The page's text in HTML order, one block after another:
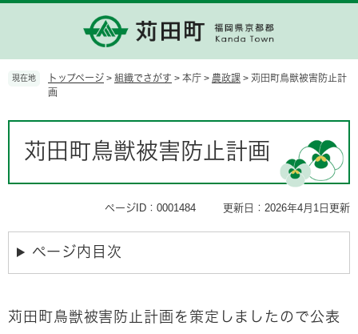
の
す。
ー
し
現在地 トップページ > 組織でさがす > 本庁 > 農政課 > 苅田町鳥獣被害防止計
画
苅田町鳥獣被害防止計画
ページID：0001484 更新日：2026年4月1日更新
ページ内目次
苅田町鳥獣被害防止計画を策定しましたので公表